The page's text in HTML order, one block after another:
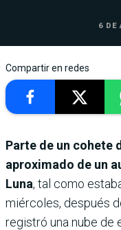
6 DE
Compartir en redes
Parte de un cohete
aproximado de un
Luna, tal como
miércoles, después
registró una nube de